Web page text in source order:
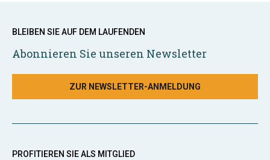
BLEIBEN SIE AUF DEM LAUFENDEN
Abonnieren Sie unseren Newsletter
ZUR NEWSLETTER-ANMELDUNG
PROFITIEREN SIE ALS MITGLIED